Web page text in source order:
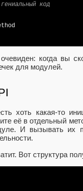
код
когда вы
для модулей.
хоть какая-то
её в отдельный
И вызывать их
Вот структура